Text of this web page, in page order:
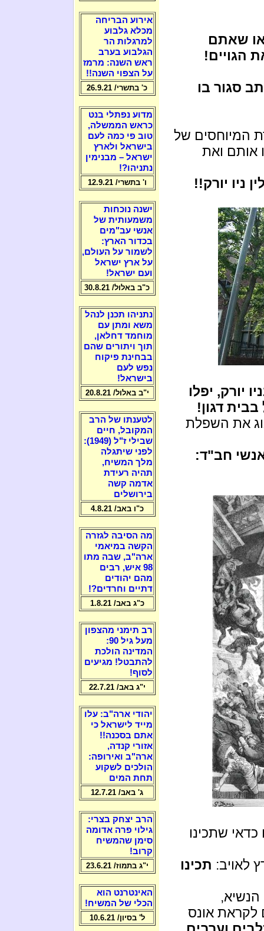
שאתם
הגויים!
סגור בו
המיוחסים של
אותם ואת
בקרוב אליהו הנביא ל-770 בניו יורק, יפלו
דגון!
את השפלת
של אנשי חב"ד:
שתכינו
לאויב: תכינו
הנשיא,
לקראת אונס
אירוע הבריחה
מכלא גלבוע
למרגלות הר
הגלבוע בערב
ראש השנה: מרמז
על הצפוי השנה!!
כ' בתשרי/ 26.9.21
מדוע נפתלי בנט
כראש הממשלה,
טוב פי כמה לעם
בישראל ולארץ
ישראל – מבנימין
נתניהו?!
ו' בתשרי/ 12.9.21
ישנה נוכחות
משמעותית של
אנשי עב"מים
בכדור הארץ:
לשמור על העולם,
על ארץ ישראל
ועם ישראל!
כ"ב באלול/ 30.8.21
נתניהו תכנן לנהל
משא ומתן עם
מוחמד דחלאן,
תוך ויתורים שהם
בבחינת פיקוח
נפש לעם
בישראל!
י"ב באלול/ 20.8.21
לטענתו של הרב
המקובל, חיים
שבילי ז"ל (1949):
לפני שיתגלה
מלך המשיח,
תהיה רעידת
אדמה קשה
בירושלים
כ"ו באב/ 4.8.21
מה הסיבה לגזרה
הקשה במיאמי
ארה"ב, שבה מתו
98 איש, רבים
מהם יהודים
דתיים וחרדים?!
כ"ג באב/ 1.8.21
רב תימני מהצפון
מעל גיל 90:
המדינה הולכת
להתבטל! מגיעים
לסוף!
י"ג באב/ 22.7.21
יהודי ארה"ב: עלו
מייד לישראל כי
אתם בסכנה!!
אזורי קנדה,
ארה"ב ואירופה:
הולכים לשקוע
תחת המים
ג' באב/ 12.7.21
הרב יצחק בצרי:
גילוי פרה אדומה
סימן שהמשיח
קרוב!
י"ג בתמוז/ 23.6.21
האינטרנט הוא
הכלי של המשיח!
ל' בסיון/ 10.6.21